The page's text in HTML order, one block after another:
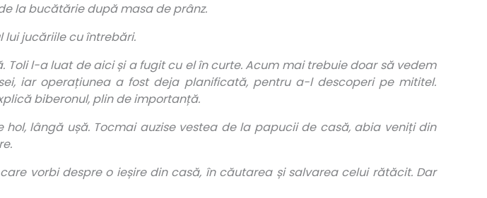
la bucătărie după masa de prânz.
lui jucăriile cu întrebări.
Toli l-a luat de aici și a fugit cu el în curte. Acum mai trebuie doar să vedem
iar operațiunea a fost deja planificată, pentru a-l descoperi pe mititel.
biberonul, plin de importanță.
lângă ușă. Tocmai auzise vestea de la papucii de casă, abia veniți din
vorbi despre o ieșire din casă, în căutarea și salvarea celui rătăcit. Dar